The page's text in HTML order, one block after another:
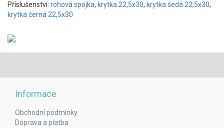
Příslušenství: rohová spojka, krytka 22,5x30, krytka šedá 22,5x30,
krytka černá 22,5x30
Informace
Obchodní podmínky
Doprava a platba